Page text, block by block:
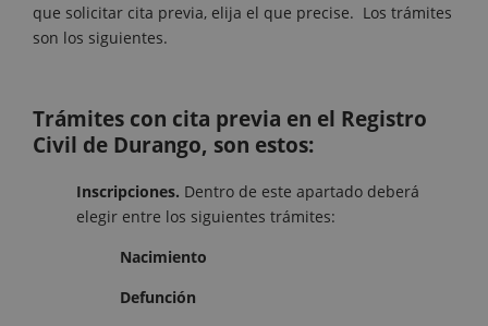
que solicitar cita previa, elija el que precise. Los trámites
son los siguientes.
Trámites con cita previa en el Registro
Civil de Durango, son estos:
Inscripciones. Dentro de este apartado deberá
elegir entre los siguientes trámites:
Nacimiento
Defunción